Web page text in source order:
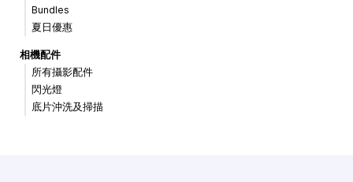
Bundles
夏日優惠
相機配件
所有攝影配件
閃光燈
底片沖洗及掃描